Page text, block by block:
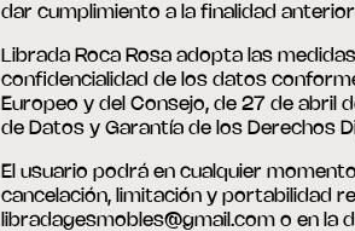
dar cumplimiento a la finalidad
Librada Roca Rosa adopta las
confidencialidad de los datos
Europeo y del Consejo, de 27 de abril
de Datos y Garantía de los Derechos
El usuario podrá en cualquier
cancelación, limitación y portabilidad
libradagesmobles@gmail.com o en la